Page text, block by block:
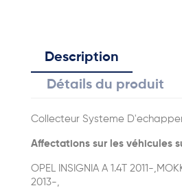
Description
Détails du produit
Collecteur Systeme
Affectations sur les véhicules
OPEL INSIGNIA A 1.4T 2011-
2013-,